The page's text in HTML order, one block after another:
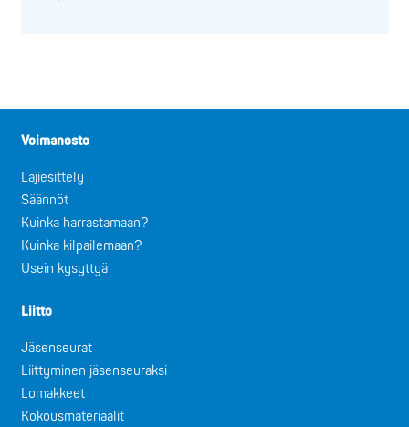
Voimanosto
Lajiesittely
Säännöt
Kuinka harrastamaan?
Kuinka kilpailemaan?
Usein kysyttyä
Liitto
Jäsenseurat
Liittyminen jäsenseuraksi
Lomakkeet
Kokousmateriaalit